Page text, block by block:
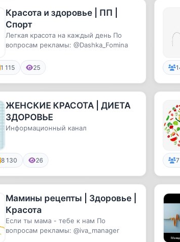
Красота и здоровье | ПП |
Спорт
Легкая красота на каждый день По
вопросам рекламы: @Dashka_Fomina
1 115 25
ЖЕНСКИЕ КРАСОТА | ДИЕТА
ЗДОРОВЬЕ
Информационный канал
8 130 26
Мамины рецепты | Здоровье |
Красота
Если ты мама - тебе к нам По
вопросам рекламы: @iva_manager